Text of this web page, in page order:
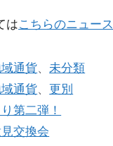
はこちらのニュース
通貨、未分類
通貨、更別
第二弾！
交換会